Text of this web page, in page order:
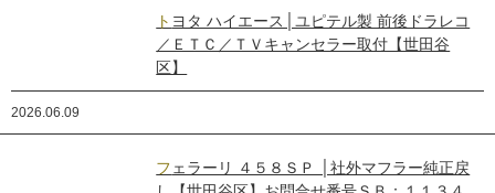
トヨタ ハイエース│ユピテル製 前後ドラレコ
／ＥＴＣ／ＴＶキャンセラー取付【世田谷
区】
2026.06.09
フェラーリ ４５８ＳＰ │社外マフラー純正戻